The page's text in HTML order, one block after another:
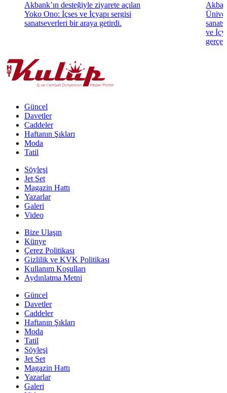
Akbank’ın desteğiyle ziyarete açılan
Yoko Ono: İçses ve İçyapı sergisi
sanatseverleri bir araya getirdi.
ve
Güncel
Davetler
Caddeler
Haftanın Şıkları
Moda
Tatil
Söyleşi
Jet Set
Magazin Hattı
Yazarlar
Galeri
Video
Bize Ulaşın
Künye
Çerez Politikası
Gizlilik ve KVK Politikası
Kullanım Koşulları
Aydınlatma Metni
Güncel
Davetler
Caddeler
Haftanın Şıkları
Moda
Tatil
Söyleşi
Jet Set
Magazin Hattı
Yazarlar
Galeri